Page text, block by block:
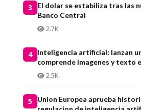
3
El dolar se estabiliza tras las
Banco Central
2.7K
4
Inteligencia artificial: lanzan
comprende imagenes y texto
2.5K
5
Union Europea aprueba